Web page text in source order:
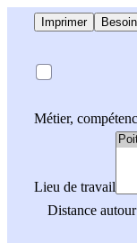
Imprimer
Métier,
Lieu de travail
Distance